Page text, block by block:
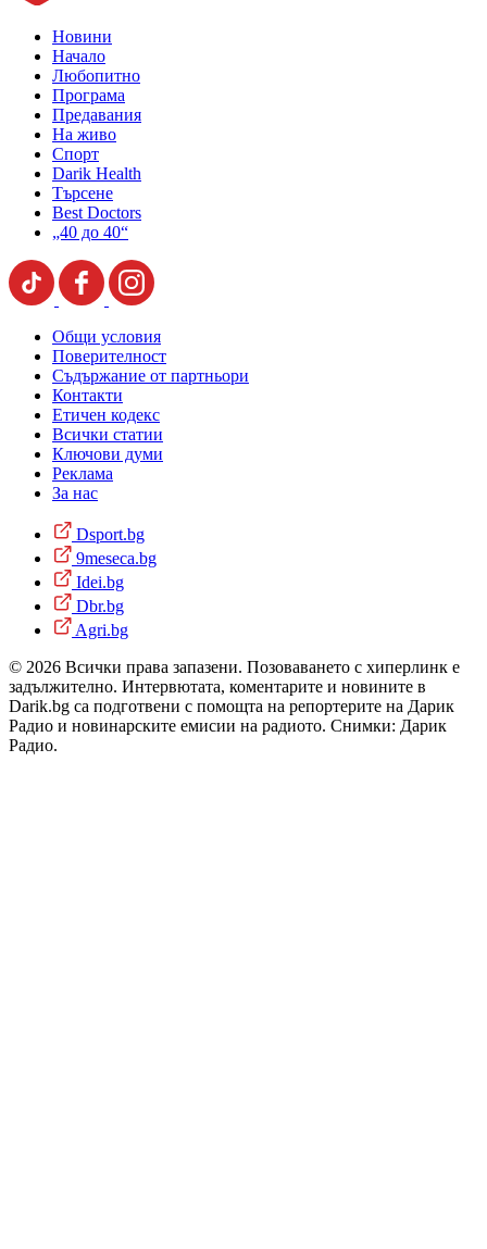
Новини
Начало
Любопитно
Програма
Предавания
На живо
Спорт
Darik Health
Търсене
Best Doctors
„40 до 40“
Общи условия
Поверителност
Съдържание от партньори
Контакти
Етичен кодекс
Всички статии
Ключови думи
Реклама
За нас
Dsport.bg
9meseca.bg
Idei.bg
Dbr.bg
Agri.bg
© 2026 Всички права запазени. Позоваването с хиперлинк е
задължително. Интервютата, коментарите и новините в
Darik.bg са подготвени с помощта на репортерите на Дарик
Радио и новинарските емисии на радиото. Снимки: Дарик
Радио.